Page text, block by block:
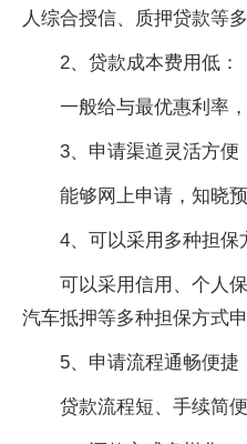
人综合授信、质押贷款等
2、贷款成本费用低：
一般给与最优惠利率
3、申请渠道灵活方便
能够网上申请，知晓
4、可以采用多种担保
可以采用信用、个人
汽车抵押等多种担保方式申
5、申请流程通畅便捷
贷款流程短、手续简便